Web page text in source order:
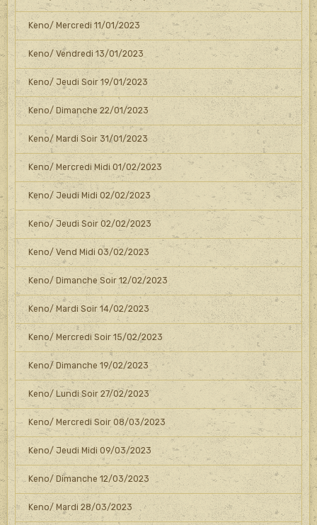
Keno/ Mercredi 11/01/2023
Keno/ Vendredi 13/01/2023
Keno/ Jeudi Soir 19/01/2023
Keno/ Dimanche 22/01/2023
Keno/ Mardi Soir 31/01/2023
Keno/ Mercredi Midi 01/02/2023
Keno/ Jeudi Midi 02/02/2023
Keno/ Jeudi Soir 02/02/2023
Keno/ Vend Midi 03/02/2023
Keno/ Dimanche Soir 12/02/2023
Keno/ Mardi Soir 14/02/2023
Keno/ Mercredi Soir 15/02/2023
Keno/ Dimanche 19/02/2023
Keno/ Lundi Soir 27/02/2023
Keno/ Mercredi Soir 08/03/2023
Keno/ Jeudi Midi 09/03/2023
Keno/ Dimanche 12/03/2023
Keno/ Mardi 28/03/2023